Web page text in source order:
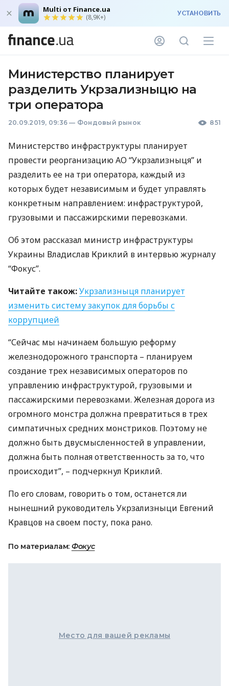
Multi от Finance.ua
(8,9K+) УСТАНОВИТЬ
Министерство планирует
разделить Укрзализныцю на
три оператора
20.09.2019, 09:36 — Фондовый рынок 851
Министерство инфраструктуры планирует
провести реорганизацию АО “Укрзализныця” и
разделить ее на три оператора, каждый из
которых будет независимым и будет управлять
конкретным направлением: инфраструктурой,
грузовыми и пассажирскими перевозками.
Об этом рассказал министр инфраструктуры
Украины Владислав Криклий в интервью журналу
“Фокус”.
Читайте також:Укрзализныця планирует
изменить систему закупок для борьбы с
коррупцией
“Сейчас мы начинаем большую реформу
железнодорожного транспорта – планируем
создание трех независимых операторов по
управлению инфраструктурой, грузовыми и
пассажирскими перевозками. Железная дорога из
огромного монстра должна превратиться в трех
симпатичных средних монстриков. Поэтому не
должно быть двусмысленностей в управлении,
должна быть полная ответственность за то, что
происходит”, – подчеркнул Криклий.
По его словам, говорить о том, останется ли
нынешний руководитель Укрзализныци Евгений
Кравцов на своем посту, пока рано.
По материалам: Фокус
Место для вашей рекламы